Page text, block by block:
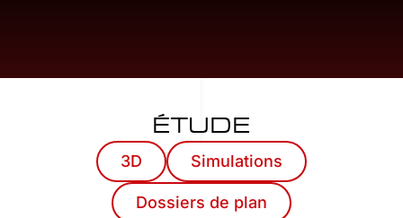
ÉTUDE
3D Simulations
Dossiers de plan